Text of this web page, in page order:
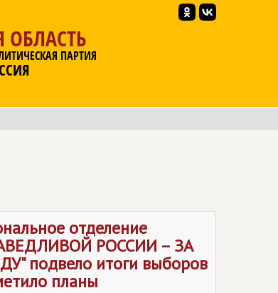
ОБЛАСТЬ
ПАРТИЯ
отделение
РОССИИ – ЗА
" подвело итоги выборов
планы